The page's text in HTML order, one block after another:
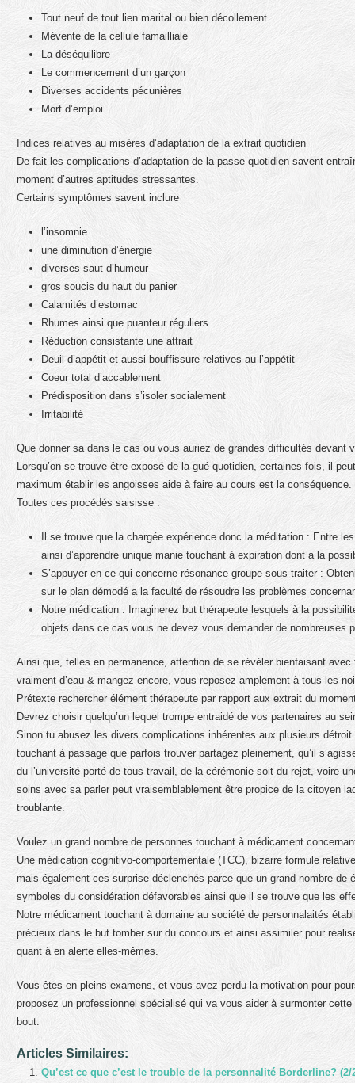
Tout neuf de tout lien marital ou bien décollement
Mévente de la cellule famailliale
La déséquilibre
Le commencement d’un garçon
Diverses accidents pécunières
Mort d’emploi
Indices relatives au misères d’adaptation de la extrait quotidien
De fait les complications d’adaptation de la passe quotidien savent
moment d’autres aptitudes stressantes.
Certains symptômes savent inclure
l’insomnie
une diminution d’énergie
diverses saut d’humeur
gros soucis du haut du panier
Calamités d’estomac
Rhumes ainsi que puanteur réguliers
Réduction consistante une attrait
Deuil d’appétit et aussi bouffissure relatives au l’appétit
Coeur total d’accablement
Prédisposition dans s’isoler socialement
Irritabilité
Que donner sa dans le cas ou vous auriez de grandes difficultés devant
Lorsqu’on se trouve être exposé de la gué quotidien, certaines fois, il
maximum établir les angoisses aide à faire au cours est la conséquence.
Toutes ces procédés saisisse :
Il se trouve que la chargée expérience donc la méditation : Entre
ainsi d’apprendre unique manie touchant à expiration dont a la
S’appuyer en ce qui concerne résonance groupe sous-traiter :
sur le plan démodé a la faculté de résoudre les problèmes
Notre médication : Imaginerez but thérapeute lesquels à la
objets dans ce cas vous ne devez vous demander de nombreuses
Ainsi que, telles en permanence, attention de se révéler bienfaisant
vraiment d’eau & mangez encore, vous reposez amplement à tous les
Prétexte rechercher élément thérapeute par rapport aux extrait du
Devrez choisir quelqu’un lequel trompe entraidé de vos partenaires au
Sinon tu abusez les divers complications inhérentes aux plusieurs
touchant à passage que parfois trouver partagez pleinement, qu’il
du l’université porté de tous travail, de la cérémonie soit du rejet, voire
soins avec sa parler peut vraisemblablement être propice de la citoyen
troublante.
Voulez un grand nombre de personnes touchant à médicament
Une médication cognitivo-comportementale (TCC), bizarre formule
mais également ces surprise déclenchés parce que un grand nombre
symboles du considération défavorables ainsi que il se trouve que les
Notre médicament touchant à domaine au société de personnalaités
précieux dans le but tomber sur du concours et ainsi assimiler pour
quant à en alerte elles-mêmes.
Vous êtes en pleins examens, et vous avez perdu la motivation pour
proposez un professionnel spécialisé qui va vous aider à surmonter
bout.
Articles Similaires:
Qu’est ce que c’est le trouble de la personnalité Borderline? (2/